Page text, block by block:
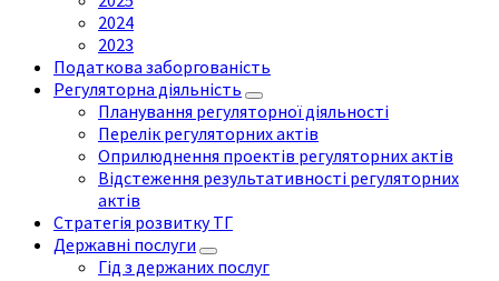
2024
2023
Податкова заборгованість
Регуляторна діяльність
Планування регуляторної діяльності
Перелік регуляторних актів
Оприлюднення проектів регуляторних актів
Відстеження результативності регуляторних
актів
Стратегія розвитку ТГ
Державні послуги
Гід з держаних послуг